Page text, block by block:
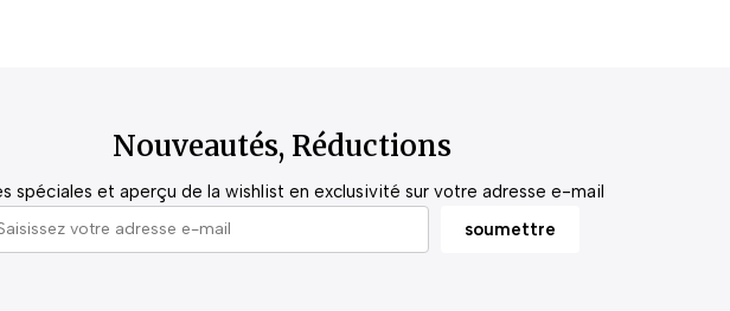
Nouveautés, Réductions
spéciales et aperçu de la wishlist en exclusivité sur votre adresse e-mail